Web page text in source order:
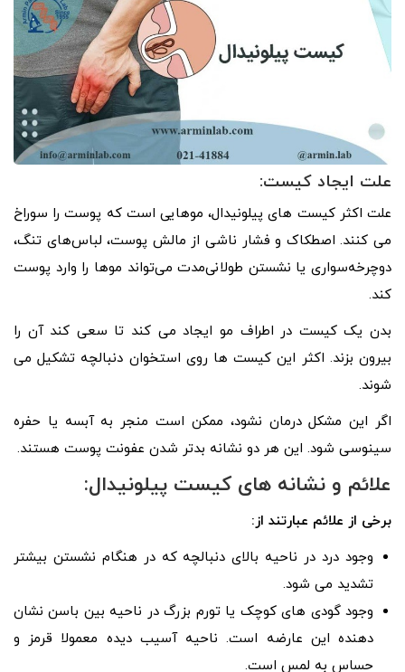
علت ایجاد کیست:
علت اکثر کیست های پیلونیدال، موهایی است که پوست را سوراخ
می کنند. اصطکاک و فشار ناشی از مالش پوست، لباس‌های تنگ،
دوچرخه‌سواری یا نشستن طولانی‌مدت می‌تواند موها را وارد پوست
کند.
بدن یک کیست در اطراف مو ایجاد می کند تا سعی کند آن را
بیرون بزند. اکثر این کیست ها روی استخوان دنبالچه تشکیل می
شوند.
اگر این مشکل درمان نشود، ممکن است منجر به آبسه یا حفره
سینوسی شود. این هر دو نشانه بدتر شدن عفونت پوست هستند.
علائم و نشانه های کیست پیلونیدال:
برخی از علائم عبارتند از:
وجود درد در ناحیه بالای دنبالچه که در هنگام نشستن بیشتر
تشدید می شود.
وجود گودی های کوچک یا تورم بزرگ در ناحیه بین باسن نشان
دهنده این عارضه است. ناحیه آسیب دیده معمولا قرمز و
حساس به لمس است.